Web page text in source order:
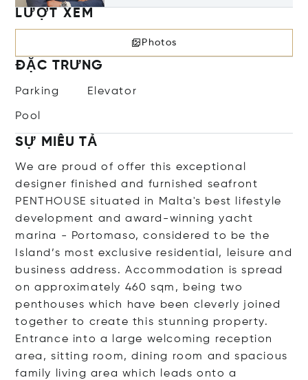
LƯỢT XEM
Photos
ĐẶC TRƯNG
Parking Elevator
Pool
SỰ MIÊU TẢ
We are proud of offer this exceptional
designer finished and furnished seafront
PENTHOUSE situated in Malta's best lifestyle
development and award-winning yacht
marina - Portomaso, considered to be the
Island’s most exclusive residential, leisure and
business address. Accommodation is spread
on approximately 460 sqm, being two
penthouses which have been cleverly joined
together to create this stunning property.
Entrance into a large welcoming reception
area, sitting room, dining room and spacious
family living area which leads onto a